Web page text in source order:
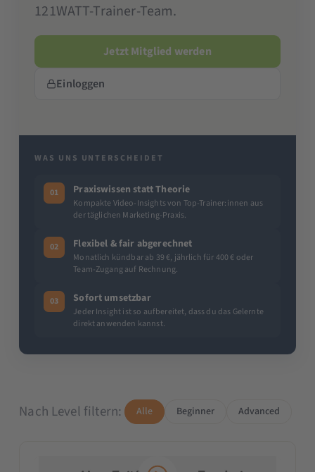
121WATT-Trainer-Team.
Jetzt Mitglied werden
Einloggen
WAS UNS UNTERSCHEIDET
01 Praxiswissen statt Theorie
Kompakte Video-Insights von Top-Trainer:innen aus
der täglichen Marketing-Praxis.
02 Flexibel & fair abgerechnet
Monatlich kündbar ab 39 €, jährlich für 400 € oder
Team-Zugang auf Rechnung.
03 Sofort umsetzbar
Jeder Insight ist so aufbereitet, dass du das Gelernte
direkt anwenden kannst.
Nach Level filtern: Alle Beginner Advanced